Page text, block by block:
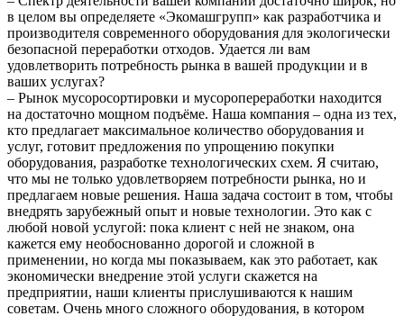
в целом вы определяете «Экомашгрупп» как разработчика и
производителя современного оборудования для экологически
безопасной переработки отходов. Удается ли вам
удовлетворить потребность рынка в вашей продукции и в
ваших услугах?
– Рынок мусоросортировки и мусоропереработки находится
на достаточно мощном подъёме. Наша компания – одна из тех,
кто предлагает максимальное количество оборудования и
услуг, готовит предложения по упрощению покупки
оборудования, разработке технологических схем. Я считаю,
что мы не только удовлетворяем потребности рынка, но и
предлагаем новые решения. Наша задача состоит в том, чтобы
внедрять зарубежный опыт и новые технологии. Это как с
любой новой услугой: пока клиент с ней не знаком, она
кажется ему необоснованно дорогой и сложной в
применении, но когда мы показываем, как это работает, как
экономически внедрение этой услуги скажется на
предприятии, наши клиенты прислушиваются к нашим
советам. Очень много сложного оборудования, в котором